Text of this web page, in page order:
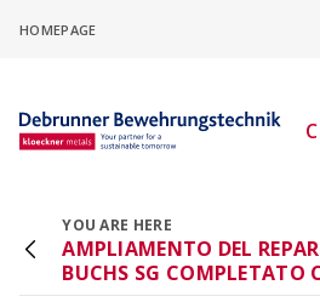
content
HOMEPAGE
Configuratore di offset
ACINOXplus®
YOU ARE HERE
AMPLIAMENTO DEL
BUCHS SG COMPLETATO